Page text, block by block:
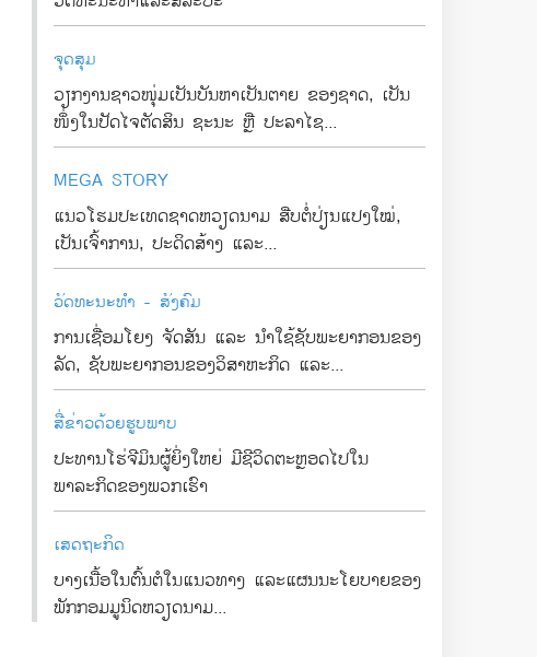
ຈຸດສຸມ
ວຽກງານຊາວໜຸ່ມເປັນບັນຫາເປັນຕາຍ ຂອງຊາດ, ເປັນ
ໜຶ່ງໃນປັດໄຈຕັດສິນ ຊະນະ ຫຼື ປະລາໄຊ...
MEGA STORY
ແນວໂຮມປະເທດຊາດຫວຽດນາມ ສືບຕໍ່ປ່ຽນແປງໃໝ່,
ເປັນເຈົ້າການ, ປະດິດສ້າງ ແລະ...
ວັດທະນະທຳ - ສັງຄົມ
ການເຊື່ອມໂຍງ ຈັດສັນ ແລະ ນຳໃຊ້ຊັບພະຍາກອນຂອງ
ລັດ, ຊັບພະຍາກອນຂອງວິສາຫະກິດ ແລະ...
ສື່ຂ່າວດ້ວຍຮູບພາບ
ປະທານໂຮ່ຈີມິນຜູ້ຍິ່ງໃຫຍ່ ມີຊີວິດຕະຫຼອດໄປໃນ
ພາລະກິດຂອງພວກເຮົາ
ເສດຖະກິດ
ບາງເນື້ອໃນຕົ້ນຕໍໃນແນວທາງ ແລະແຜນນະໂຍບາຍຂອງ
ພັກກອມມູນິດຫວຽດນາມ...